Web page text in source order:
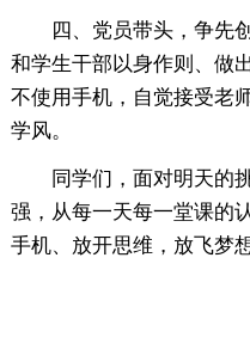
四、党员带头，争先
和学生干部以身作则、做
不使用手机，自觉接受老
学风。
同学们，面对明天的
强，从每一天每一堂课的
手机、放开思维，放飞梦